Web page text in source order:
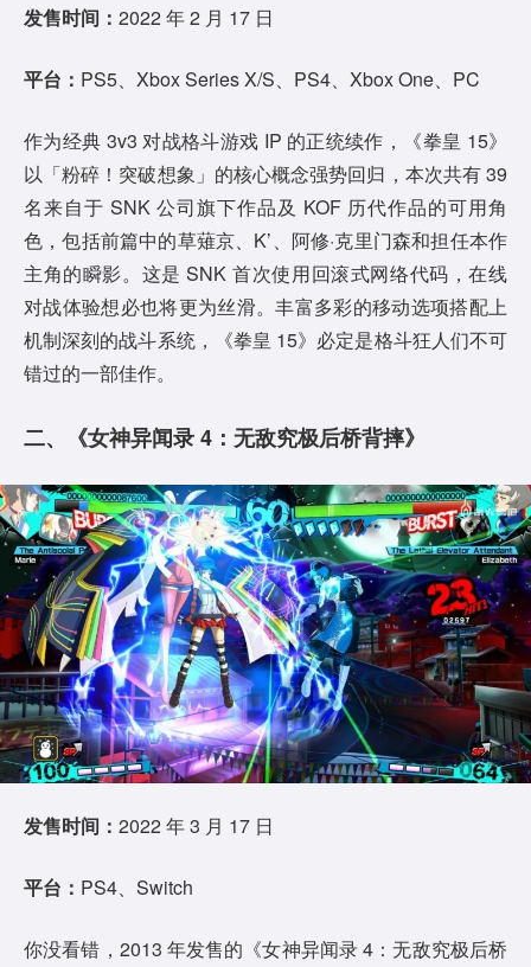
发售时间： 2022 年 2 月 17 日
平台： PS5、Xbox Series X/S、PS4、Xbox One、PC
作为经典 3v3 对战格斗游戏 IP 的正统续作，《拳皇 15》
以「粉碎！突破想象」的核心概念强势回归，本次共有 39
名来自于 SNK 公司旗下作品及 KOF 历代作品的可用角
色，包括前篇中的草薙京、K’、阿修·克里门森和担任本作
主角的瞬影。这是 SNK 首次使用回滚式网络代码，在线
对战体验想必也将更为丝滑。丰富多彩的移动选项搭配上
机制深刻的战斗系统，《拳皇 15》必定是格斗狂人们不可
错过的一部佳作。
二、《女神异闻录 4：无敌究极后桥背摔》
发售时间： 2022 年 3 月 17 日
平台： PS4、Switch
你没看错，2013 年发售的《女神异闻录 4：无敌究极后桥